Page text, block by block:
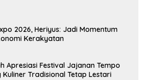
2026, Heriyus: Jadi Momentum
Kerakyatan
Apresiasi Festival Jajanan Tempo
Kuliner Tradisional Tetap Lestari